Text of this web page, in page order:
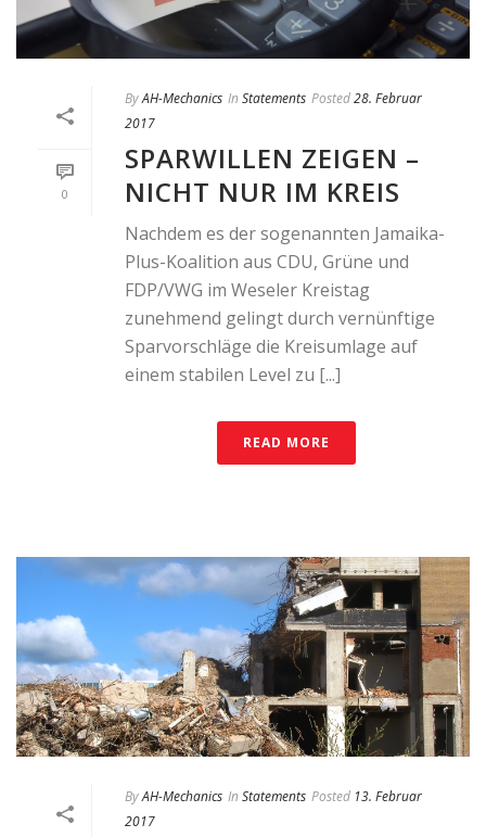
0
ByAH-Mechanics In Statements Posted28. Februar
2017
SPARWILLEN ZEIGEN –
NICHT NUR IM KREIS
Nachdem es der sogenannten Jamaika-
Plus-Koalition aus CDU, Grüne und
FDP/VWG im Weseler Kreistag
zunehmend gelingt durch vernünftige
Sparvorschläge die Kreisumlage auf
einem stabilen Level zu [...]
READ MORE
ByAH-Mechanics In Statements Posted 13. Februar
2017